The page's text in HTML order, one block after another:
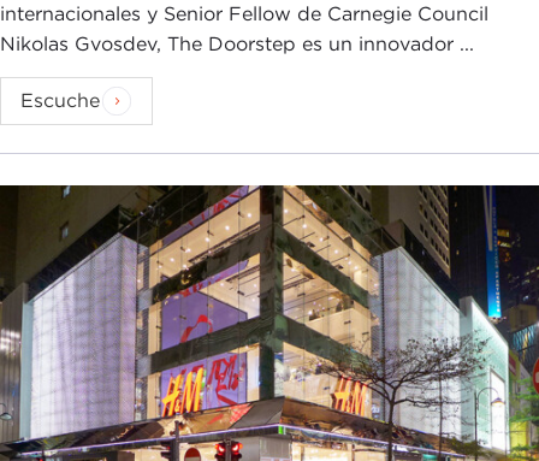
internacionales y Senior Fellow de Carnegie Council
Nikolas Gvosdev, The Doorstep es un innovador ...
Escuche